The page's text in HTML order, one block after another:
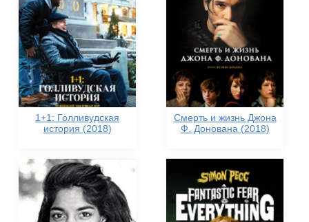
1+1: Голливудская
история (2018)
Смерть и жизнь Джона
Ф. Донована (2018)